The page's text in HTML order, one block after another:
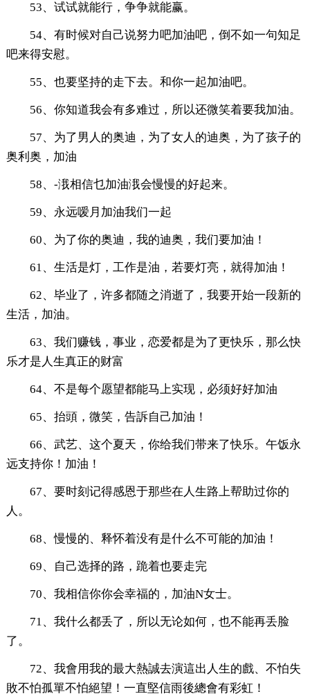
53、试试就能行，争争就能赢。
54、有时候对自己说努力吧加油吧，倒不如一句知足
吧来得安慰。
55、也要坚持的走下去。和你一起加油吧。
56、你知道我会有多难过，所以还微笑着要我加油。
57、为了男人的奥迪，为了女人的迪奥，为了孩子的
奥利奥，加油
58、-涐相信乜加油涐会慢慢的好起来。
59、永远嗳月加油我们一起
60、为了你的奥迪，我的迪奥，我们要加油！
61、生活是灯，工作是油，若要灯亮，就得加油！
62、毕业了，许多都随之消逝了，我要开始一段新的
生活，加油。
63、我们赚钱，事业，恋爱都是为了更快乐，那么快
乐才是人生真正的财富
64、不是每个愿望都能马上实现，必须好好加油
65、抬頭，微笑，告訴自己加油！
66、武艺、这个夏天，你给我们带来了快乐。午饭永
远支持你！加油！
67、要时刻记得感恩于那些在人生路上帮助过你的
人。
68、慢慢的、释怀着没有是什么不可能的加油！
69、自己选择的路，跪着也要走完
70、我相信你你会幸福的，加油N女士。
71、我什么都丢了，所以无论如何，也不能再丢脸
了。
72、我會用我的最大熱誠去演這出人生的戲、不怕失
敗不怕孤單不怕絕望！一直堅信雨後總會有彩虹！